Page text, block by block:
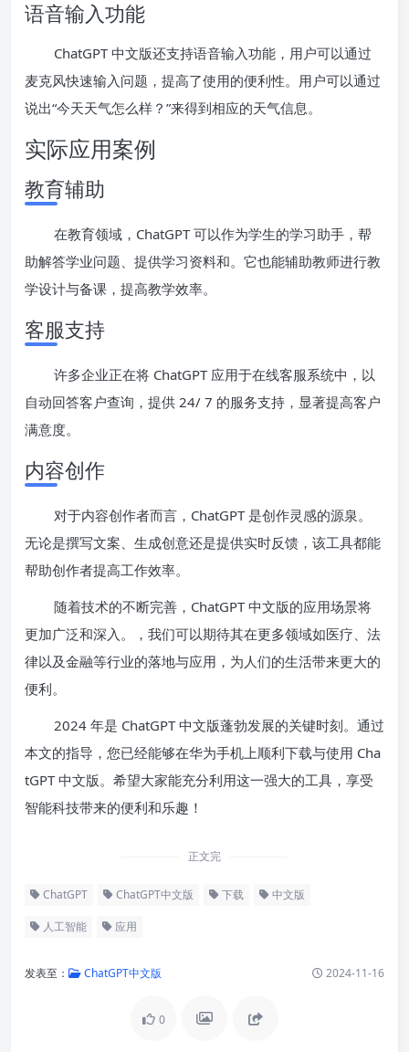
语音输入功能
ChatGPT 中文版还支持语音输入功能，用户可以通过
麦克风快速输入问题，提高了使用的便利性。用户可以通过
说出“今天天气怎么样？”来得到相应的天气信息。
实际应用案例
教育辅助
在教育领域，ChatGPT 可以作为学生的学习助手，帮
助解答学业问题、提供学习资料和。它也能辅助教师进行教
学设计与备课，提高教学效率。
客服支持
许多企业正在将 ChatGPT 应用于在线客服系统中，以
自动回答客户查询，提供 24/ 7 的服务支持，显著提高客户
满意度。
内容创作
对于内容创作者而言，ChatGPT 是创作灵感的源泉。
无论是撰写文案、生成创意还是提供实时反馈，该工具都能
帮助创作者提高工作效率。
随着技术的不断完善，ChatGPT 中文版的应用场景将
更加广泛和深入。，我们可以期待其在更多领域如医疗、法
律以及金融等行业的落地与应用，为人们的生活带来更大的
便利。
2024 年是 ChatGPT 中文版蓬勃发展的关键时刻。通过
本文的指导，您已经能够在华为手机上顺利下载与使用 Cha
tGPT 中文版。希望大家能充分利用这一强大的工具，享受
智能科技带来的便利和乐趣！
正文完
ChatGPT ChatGPT中文版 下载 中文版
人工智能 应用
发表至： ChatGPT中文版 2024-11-16
0